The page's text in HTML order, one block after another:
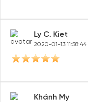
Ly C. Kiet
2020-01-13 11:58:44
Khánh My